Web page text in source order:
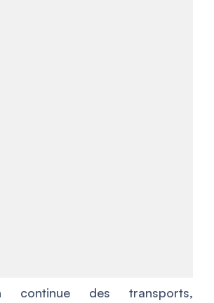
continue des transports,